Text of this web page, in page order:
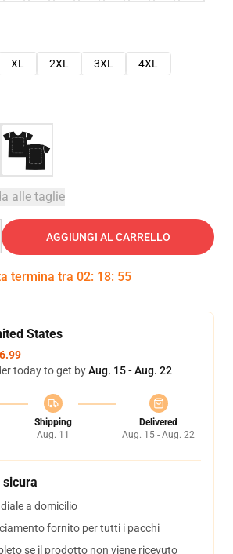
XL 2XL 3XL
4XL
alle taglie
AGGIUNGI AL CARRELLO
termina tra 02: 18: 54
States
today to get byAug. 15 - Aug. 22
Shipping
Aug. 11
Delivered
Aug. 15 - Aug. 22
sicura
a domicilio
fornito per tutti i pacchi
se il prodotto non viene ricevuto